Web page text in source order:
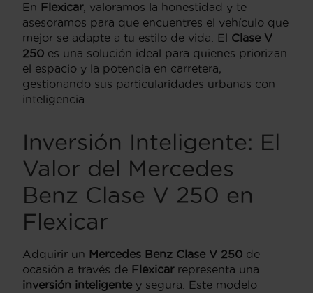
En Flexicar, valoramos la honestidad y te
asesoramos para que encuentres el vehículo que
mejor se adapte a tu estilo de vida. El Clase V
250 es una solución ideal para quienes priorizan
el espacio y la potencia en carretera,
gestionando sus particularidades urbanas con
inteligencia.
Inversión Inteligente: El
Valor del Mercedes
Benz Clase V 250 en
Flexicar
Adquirir un Mercedes Benz Clase V 250 de
ocasión a través de Flexicarrepresenta una
inversión inteligente y segura. Este modelo